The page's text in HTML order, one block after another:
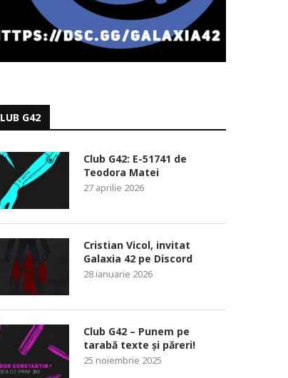
G42
Club G42: E-51741 de
Teodora Matei
27 aprilie 2026
Cristian Vicol, invitat
Galaxia 42 pe Discord
28 ianuarie 2026
Club G42 – Punem pe
tarabă texte și păreri!
25 noiembrie 2025